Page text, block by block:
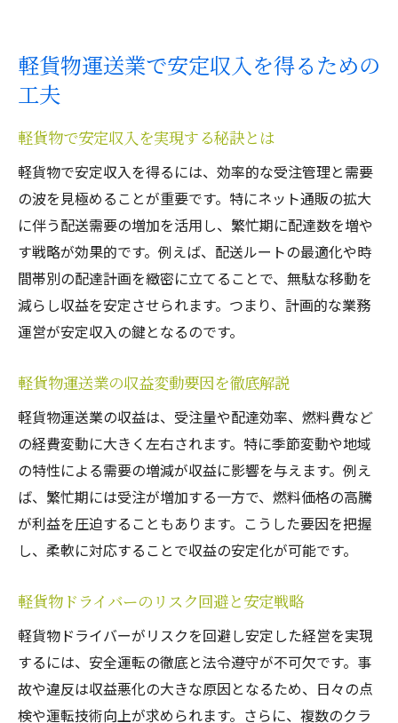
軽貨物運送業で安定収入を得るための
工夫
軽貨物で安定収入を実現する秘訣とは
軽貨物で安定収入を得るには、効率的な受注管理と需要
の波を見極めることが重要です。特にネット通販の拡大
に伴う配送需要の増加を活用し、繁忙期に配達数を増や
す戦略が効果的です。例えば、配送ルートの最適化や時
間帯別の配達計画を緻密に立てることで、無駄な移動を
減らし収益を安定させられます。つまり、計画的な業務
運営が安定収入の鍵となるのです。
軽貨物運送業の収益変動要因を徹底解説
軽貨物運送業の収益は、受注量や配達効率、燃料費など
の経費変動に大きく左右されます。特に季節変動や地域
の特性による需要の増減が収益に影響を与えます。例え
ば、繁忙期には受注が増加する一方で、燃料価格の高騰
が利益を圧迫することもあります。こうした要因を把握
し、柔軟に対応することで収益の安定化が可能です。
軽貨物ドライバーのリスク回避と安定戦略
軽貨物ドライバーがリスクを回避し安定した経営を実現
するには、安全運転の徹底と法令遵守が不可欠です。事
故や違反は収益悪化の大きな原因となるため、日々の点
検や運転技術向上が求められます。さらに、複数のクラ